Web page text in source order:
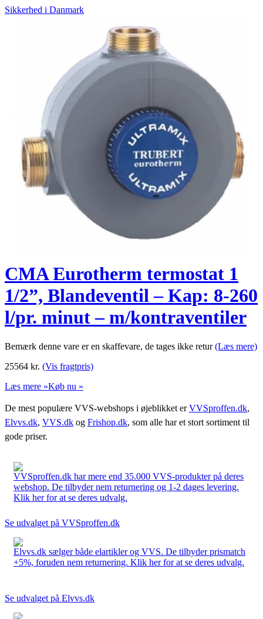
Sikkerhed i Danmark
CMA Eurotherm termostat 1
1/2”, Blandeventil – Kap: 8-260
l/pr. minut – m/kontraventiler
Bemærk denne vare er en skaffevare, de tages ikke retur(Læs mere)
25564 kr. (Vis fragtpris)
Læs mere »Køb nu »
De mest populære VVS-webshops i øjeblikket erVVSproffen.dk,
Elvvs.dk, VVS.dk og Frishop.dk, som alle har et stort sortiment til
gode priser.
VVSproffen.dk har mere end 35.000 VVS-produkter på deres
webshop. De tilbyder nem returnering og 1-2 dages levering.
Klik her for at se deres udvalg.
Se udvalget på VVSproffen.dk
Elvvs.dk sælger både elartikler og VVS. De tilbyder prismatch
+5%, foruden nem returnering. Klik her for at se deres udvalg.
Se udvalget på Elvvs.dk